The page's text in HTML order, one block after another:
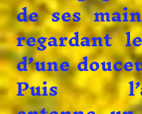
de ses
regardant
d’une
Puis